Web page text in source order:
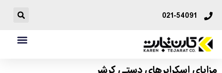
021-54091
مزایای اسکرابرهای دستی کرشر